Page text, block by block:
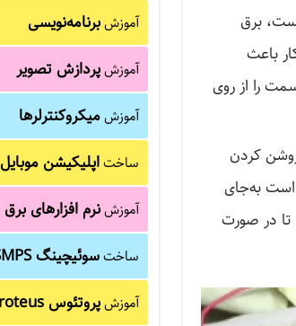
برق
باعث
را از روی
کردن
به‌جای
در صورت
آموزشبرنامه‌نویسی
آموزشپردازش تصویر
آموزشمیکروکنترلرها
ساختاپلیکیشن موبایل
آموزشنرم افزارهای برق
ساختسوئیچینگ SMPS
آموزشپروتئوس Proteus